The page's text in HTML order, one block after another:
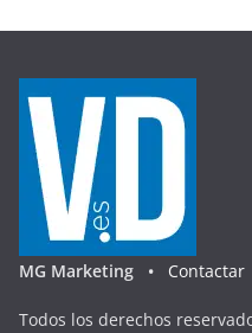
MG Marketing • Contactar
Todos los derechos